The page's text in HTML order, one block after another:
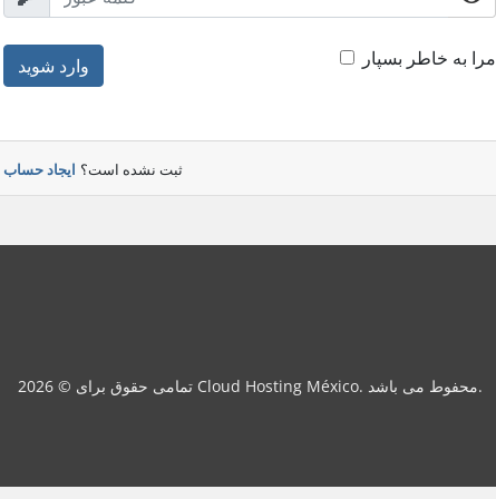
وارد شوید مرا به خاطر بسپار
ثبت نشده است؟ ایجاد حساب
تمامی حقوق برای © 2026 Cloud Hosting México. محفوط می باشد.